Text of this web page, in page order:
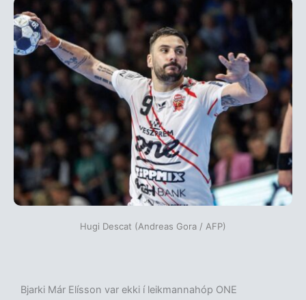
Hugi Descat (Andreas Gora / AFP)
Bjarki Már Elísson var ekki í leikmannahóp ONE